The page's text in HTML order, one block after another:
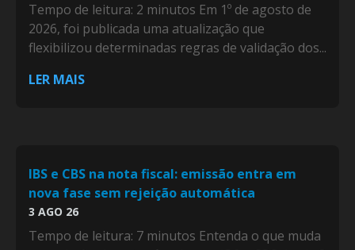
Tempo de leitura: 2 minutos Em 1º de agosto de
2026, foi publicada uma atualização que
flexibilizou determinadas regras de validação dos...
LER MAIS
IBS e CBS na nota fiscal: emissão entra em
nova fase sem rejeição automática
3 AGO 26
Tempo de leitura: 7 minutos Entenda o que muda